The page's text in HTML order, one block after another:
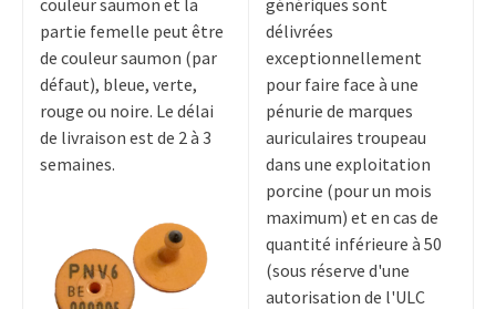
partie femelle peut être
de couleur saumon (par
défaut), bleue, verte,
rouge ou noire. Le délai
de livraison est de 2 à 3
semaines.
délivrées
exceptionnellement
pour faire face à une
pénurie de marques
auriculaires troupeau
dans une exploitation
porcine (pour un mois
maximum) et en cas de
quantité inférieure à 50
(sous réserve d'une
autorisation de l'ULC